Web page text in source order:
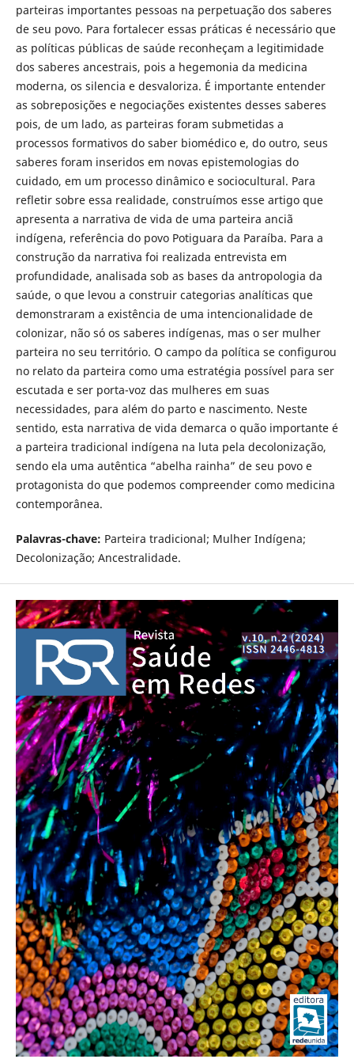
parteiras importantes pessoas na perpetuação dos saberes
de seu povo. Para fortalecer essas práticas é necessário que
as políticas públicas de saúde reconheçam a legitimidade
dos saberes ancestrais, pois a hegemonia da medicina
moderna, os silencia e desvaloriza. É importante entender
as sobreposições e negociações existentes desses saberes
pois, de um lado, as parteiras foram submetidas a
processos formativos do saber biomédico e, do outro, seus
saberes foram inseridos em novas epistemologias do
cuidado, em um processo dinâmico e sociocultural. Para
refletir sobre essa realidade, construímos esse artigo que
apresenta a narrativa de vida de uma parteira anciã
indígena, referência do povo Potiguara da Paraíba. Para a
construção da narrativa foi realizada entrevista em
profundidade, analisada sob as bases da antropologia da
saúde, o que levou a construir categorias analíticas que
demonstraram a existência de uma intencionalidade de
colonizar, não só os saberes indígenas, mas o ser mulher
parteira no seu território. O campo da política se configurou
no relato da parteira como uma estratégia possível para ser
escutada e ser porta-voz das mulheres em suas
necessidades, para além do parto e nascimento. Neste
sentido, esta narrativa de vida demarca o quão importante é
a parteira tradicional indígena na luta pela decolonização,
sendo ela uma autêntica “abelha rainha” de seu povo e
protagonista do que podemos compreender como medicina
contemporânea.
Palavras-chave: Parteira tradicional; Mulher Indígena;
Decolonização; Ancestralidade.